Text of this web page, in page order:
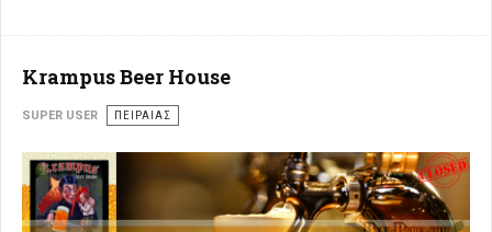
Krampus Beer House
SUPER USER ΠΕΙΡΑΙΆΣ